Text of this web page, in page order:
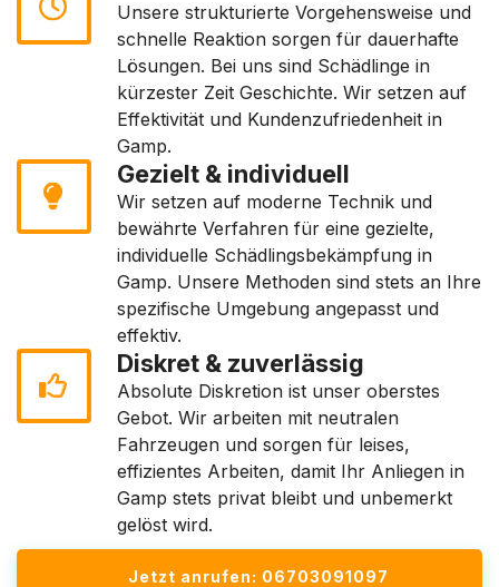
Unsere strukturierte Vorgehensweise und
schnelle Reaktion sorgen für dauerhafte
Lösungen. Bei uns sind Schädlinge in
kürzester Zeit Geschichte. Wir setzen auf
Effektivität und Kundenzufriedenheit in
Gamp.
Gezielt & individuell
Wir setzen auf moderne Technik und
bewährte Verfahren für eine gezielte,
individuelle Schädlingsbekämpfung in
Gamp. Unsere Methoden sind stets an Ihre
spezifische Umgebung angepasst und
effektiv.
Diskret & zuverlässig
Absolute Diskretion ist unser oberstes
Gebot. Wir arbeiten mit neutralen
Fahrzeugen und sorgen für leises,
effizientes Arbeiten, damit Ihr Anliegen in
Gamp stets privat bleibt und unbemerkt
gelöst wird.
Jetzt anrufen: 06703091097